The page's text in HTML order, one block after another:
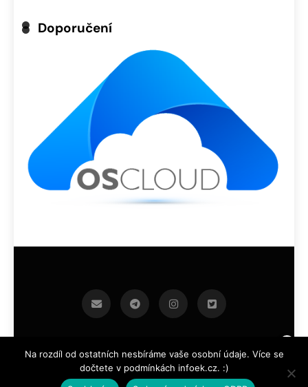
Doporučení
infoek.cz 2026.Developed By BlazeThemes .
Na rozdíl od ostatních nesbíráme vaše osobní údaje. Více se
dočtete v podmínkách infoek.cz. :)